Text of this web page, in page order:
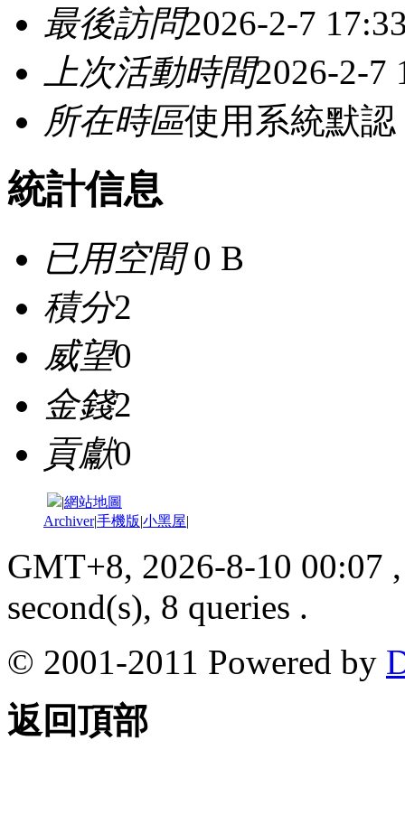
最後訪問2026-2-7
上次活動時間2026-2-7
所在時區使用系統默認
統計信息
已用空間0 B
積分2
威望0
金錢2
貢獻0
|網站地圖
Archiver|手機版|小黑屋|
GMT+8, 2026-8-10 00:07
second(s), 8 queries .
© 2001-2011 Powered by
返回頂部